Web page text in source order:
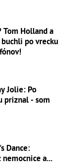
Tom Holland a
po vrecku
Jolie: Po
priznal - som
Dance:
nemocnice a...